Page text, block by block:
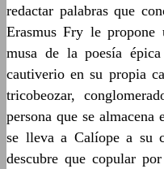
redactar palabras que
Erasmus Fry le
musa de la poesía
cautiverio en su propia
tricobeozar,
persona que se
se lleva a Calíope a su
descubre que copular